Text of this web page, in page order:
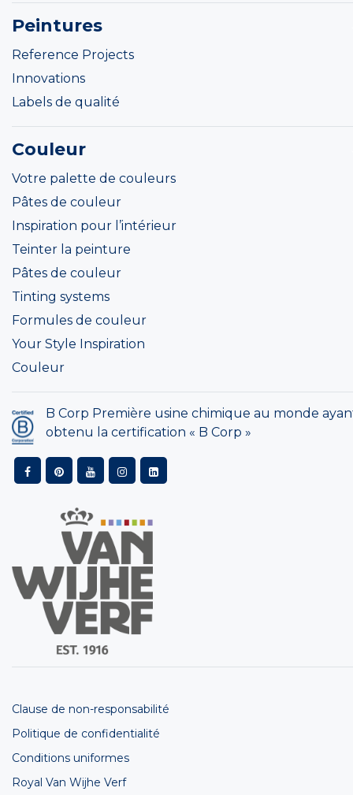
Peintures
Reference Projects
Innovations
Labels de qualité
Couleur
Votre palette de couleurs
Pâtes de couleur
Inspiration pour l’intérieur
Teinter la peinture
Pâtes de couleur
Tinting systems
Formules de couleur
Your Style Inspiration
Couleur
B Corp Première usine chimique au monde
obtenu la certification « B Corp »
Clause de non-responsabilité
Politique de confidentialité
Conditions uniformes
Royal Van Wijhe Verf